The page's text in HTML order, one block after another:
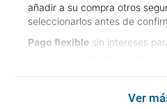
añadir a su compra otros
seleccionarlos antes de
Pago flexible sin intereses
Ver